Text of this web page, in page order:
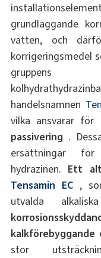
grundläggande
vatten, och
korrigeringsmedel
gruppens
handelsnamnen
vilka ansvarar för
passivering.
ersättningar
hydrazinen. Ett
Tensamin EC,
utvalda
kalkförebyggande
stor